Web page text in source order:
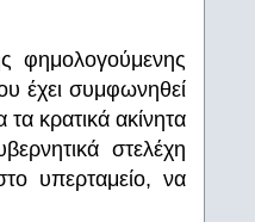
φημολογούμενης
έχει συμφωνηθεί
τα κρατικά ακίνητα
στελέχη
υπερταμείο, να